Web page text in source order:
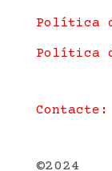
Política
Política
Contacte:
©2024